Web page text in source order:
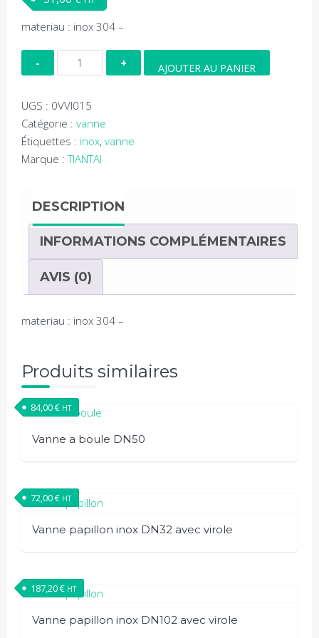
materiau : inox 304 –
quantité
de
a
volant
DN15
AJOUTER AU PANIER
UGS : 0VVI015
Catégorie : vanne
Étiquettes : inox, vanne
Marque :TIANTAI
DESCRIPTION
INFORMATIONS COMPLÉMENTAIRES
AVIS (0)
materiau : inox 304 –
Produits similaires
Vanne a boule DN50
84,00€ HT
Vanne papillon inox DN32 avec virole
72,00€ HT
Vanne papillon inox DN102 avec virole
187,20€ HT